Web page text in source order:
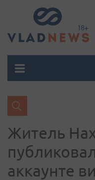
Житель
аккаунте